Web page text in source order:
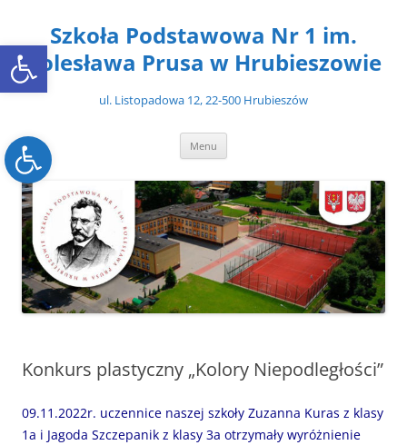
Open toolbar
Open toolbar
treściSzkoła Podstawowa Nr 1 im.
Bolesława Prusa w Hrubieszowie
ul. Listopadowa 12, 22-500 Hrubieszów
Menu
Konkurs plastyczny „Kolory Niepodległości”
09.11.2022r. uczennice naszej szkoły Zuzanna Kuras z klasy
1a i Jagoda Szczepanik z klasy 3a otrzymały wyróżnienie